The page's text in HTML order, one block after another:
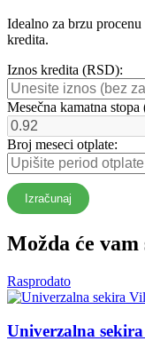
Idealno za brzu
kredita.
Iznos kredita (RSD):
Mesečna kamatna stopa
Broj meseci otplate:
Izračunaj
Možda će vam
Rasprodato
Univerzalna